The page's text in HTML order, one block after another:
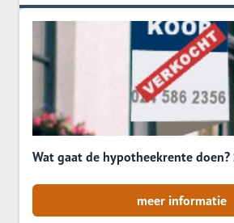
Wat gaat de hypotheekrente
meer informatie